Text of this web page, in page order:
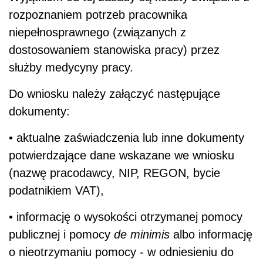
rozpoznaniem potrzeb pracownika
niepełnosprawnego (związanych z
dostosowaniem stanowiska pracy) przez
służby medycyny pracy.
Do wniosku należy załączyć następujące
dokumenty:
• aktualne zaświadczenia lub inne dokumenty
potwierdzające dane wskazane we wniosku
(nazwę pracodawcy, NIP, REGON, bycie
podatnikiem VAT),
• informację o wysokości otrzymanej pomocy
publicznej i pomocy de minimis albo informację
o nieotrzymaniu pomocy - w odniesieniu do